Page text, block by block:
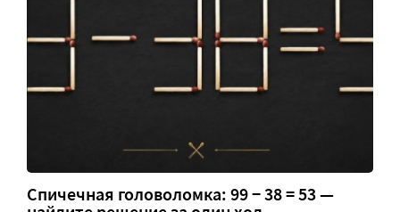
Спичечная головоломка: 99 − 38 = 53 —